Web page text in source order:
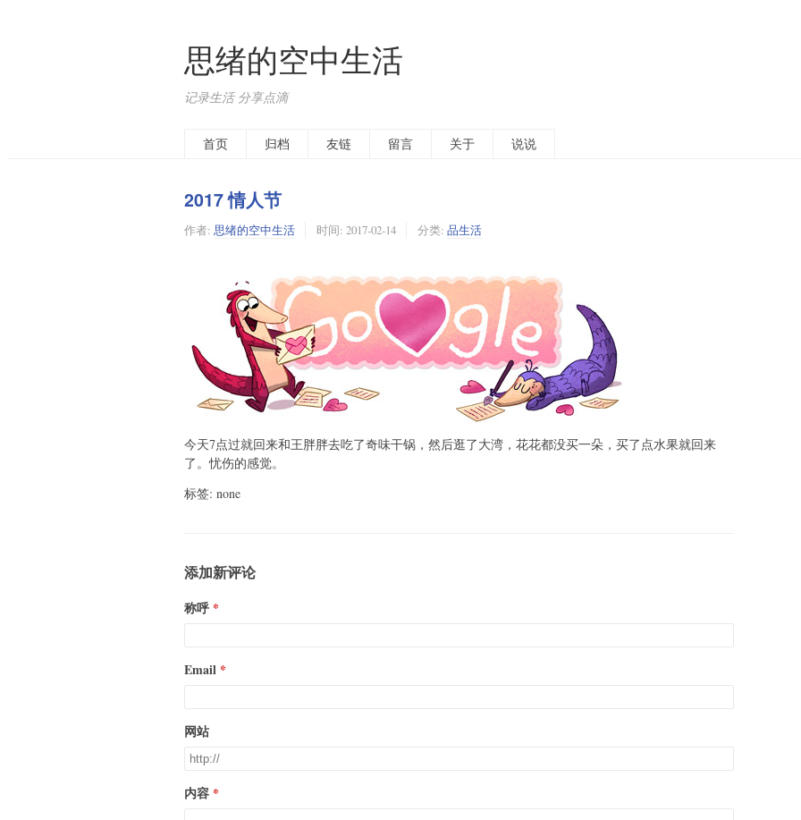
思绪的空中生活
记录生活 分享点滴
首页 归档 友链 留言 关于 说说
2017 情人节
作者: 思绪的空中生活 时间: 2017-02-14 分类: 品生活
今天7点过就回来和王胖胖去吃了奇味干锅，然后逛了大湾，花花都没买一朵，买了点水果就回来
了。忧伤的感觉。
标签: none
添加新评论
称呼
Email
网站
内容